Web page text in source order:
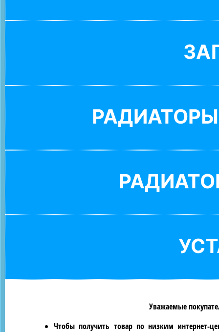
Уважаемые
Чтобы получить товар по низким интернет-